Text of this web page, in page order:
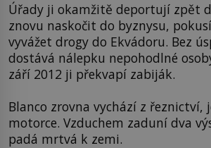
Úřady ji okamžitě deportují zpět
znovu naskočit do byznysu,
vyvážet drogy do Ekvádoru. Bez
dostává nálepku nepohodlné
září 2012 ji překvapí zabiják.
Blanco zrovna vychází z řeznictví,
motorce. Vzduchem zaduní dva
padá mrtvá k zemi.